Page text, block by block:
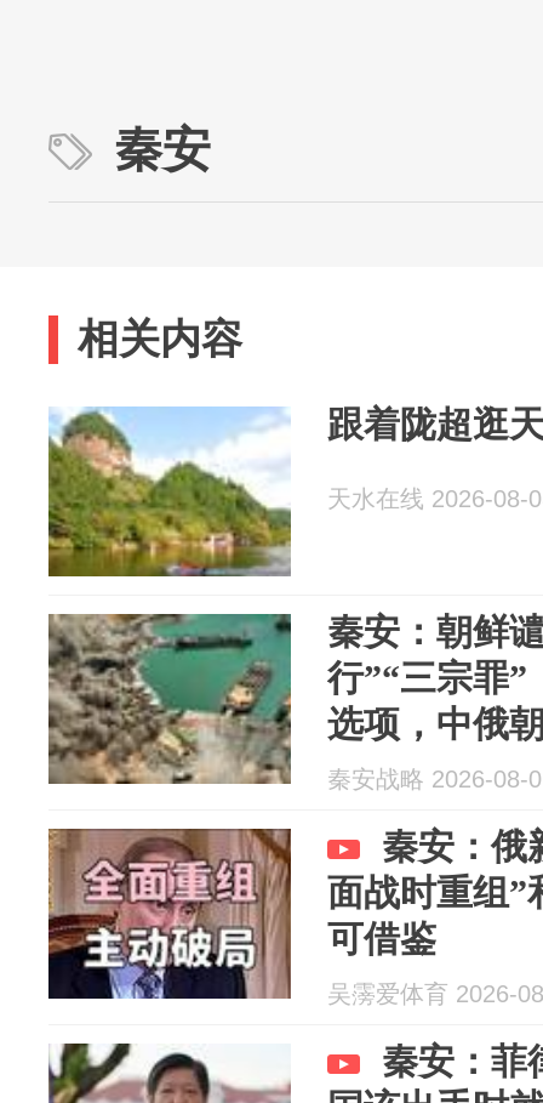
秦安
相关内容
跟着陇超逛
天水在线 2026-08-
秦安：朝鲜
行”“三宗罪”
选项，中俄
秦安战略 2026-08-
秦安：俄
面战时重组”
可借鉴
吴霶爱体育 2026-
秦安：菲